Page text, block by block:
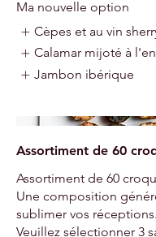
Ma nouvelle option
Cèpes et au vin
Calamar mijoté à
Jambon ibérique
Assortiment de 60
Assortiment de 60
Une composition
sublimer vos réceptions.
Veuillez sélectionner 3